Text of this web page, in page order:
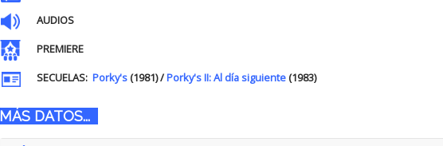
AUDIOS
PREMIERE
SECUELAS: Porky's(1981) /Porky's II: Al día siguiente(1983)
MÁS DATOS...